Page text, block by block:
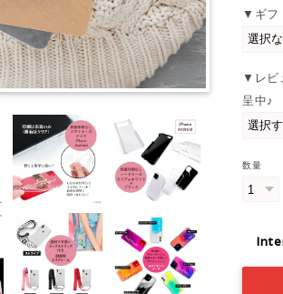
▼ギフ
▼レビ
呈中♪
数量